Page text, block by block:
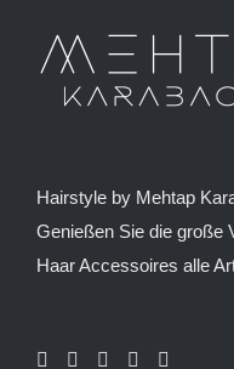
Hairstyle by Mehtap
Genießen Sie die große
Haar Accessoires alle